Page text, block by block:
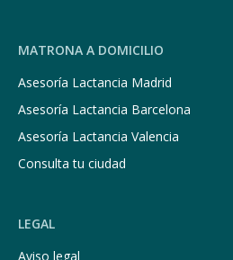
MATRONA A DOMICILIO
Asesoría Lactancia Madrid
Asesoría Lactancia Barcelona
Asesoría Lactancia Valencia
Consulta tu ciudad
LEGAL
Aviso legal